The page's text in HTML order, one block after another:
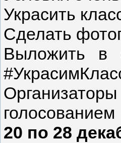
Украсить
Сделать
Выложить в
20 по 28